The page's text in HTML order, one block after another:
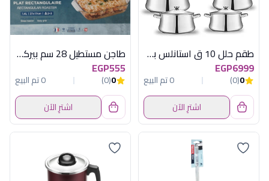
طقم حلل 10 ق استانلس بحلة 32 زهران
EGP6999
0
(0)
0 تم البيع
اشترِ الآن
طاجن مستطيل 28 سم بيركس بالعلبة
EGP555
0
(0)
0 تم البيع
اشترِ الآن